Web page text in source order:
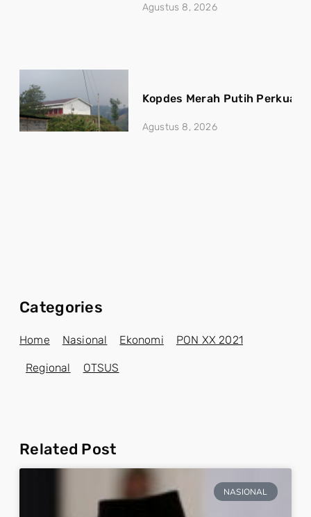
Agustus 8, 2026
Kopdes Merah Putih Perkuat
Agustus 8, 2026
Categories
Home Nasional Ekonomi PON XX 2021
Regional OTSUS
Related Post
NASIONAL